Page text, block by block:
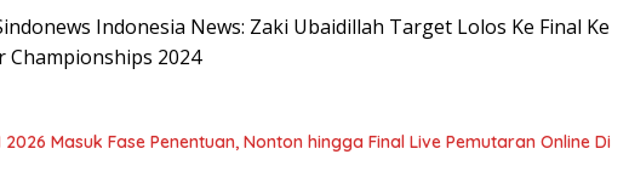
Indonesia News: Zaki Ubaidillah Target Lolos Ke Final Ke
Championships 2024
2026 Masuk Fase Penentuan, Nonton hingga Final Live Pemutaran Online Di